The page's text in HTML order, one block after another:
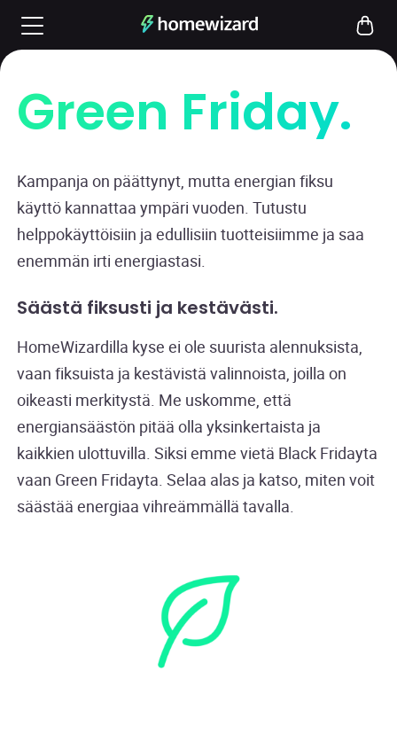
Green Friday.
Kampanja on päättynyt, mutta energian fiksu
käyttö kannattaa ympäri vuoden. Tutustu
helppokäyttöisiin ja edullisiin tuotteisiimme ja saa
enemmän irti energiastasi.
Säästä fiksusti ja kestävästi.
HomeWizardilla kyse ei ole suurista alennuksista,
vaan fiksuista ja kestävistä valinnoista, joilla on
oikeasti merkitystä. Me uskomme, että
energiansäästön pitää olla yksinkertaista ja
kaikkien ulottuvilla. Siksi emme vietä Black Fridayta
vaan Green Fridayta. Selaa alas ja katso, miten voit
säästää energiaa vihreämmällä tavalla.